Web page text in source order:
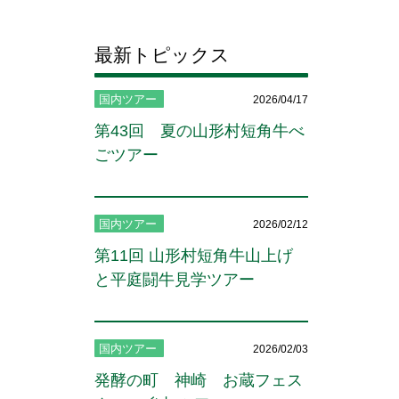
最新トピックス
国内ツアー 2026/04/17
第43回 夏の山形村短角牛べ
ごツアー
国内ツアー 2026/02/12
第11回 山形村短角牛山上げ
と平庭闘牛見学ツアー
国内ツアー 2026/02/03
発酵の町 神崎 お蔵フェス